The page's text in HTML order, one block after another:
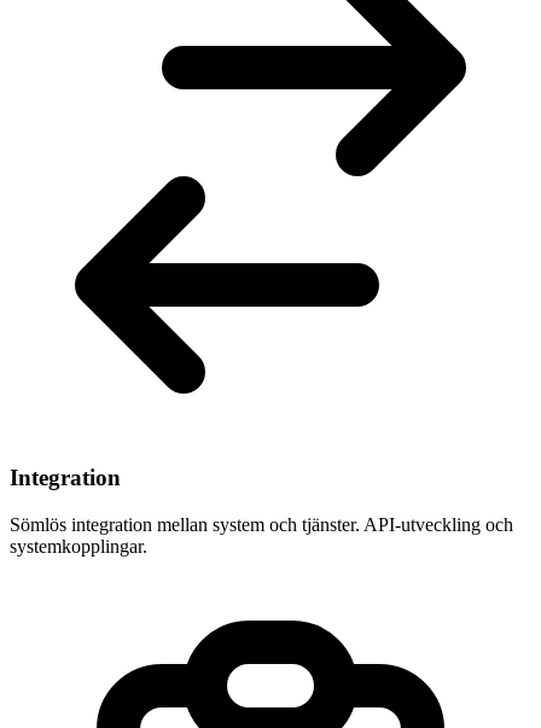
Integration
Sömlös integration mellan system och tjänster. API-utveckling och
systemkopplingar.